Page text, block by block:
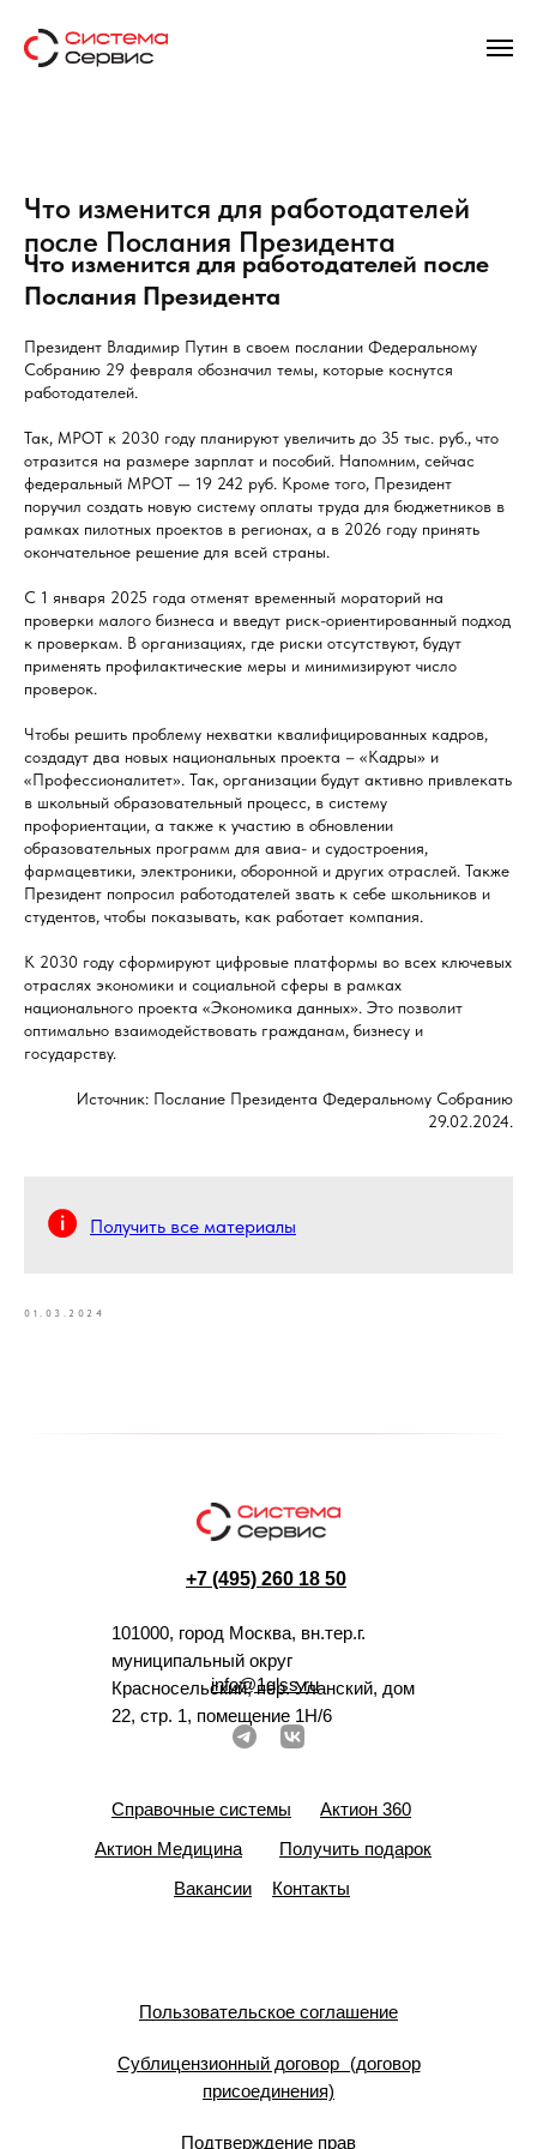
Что изменится для работодателей
после Послания Президента
Что изменится для работодателей после
Послания Президента
Президент Владимир Путин в своем послании Федеральному
Собранию 29 февраля обозначил темы, которые коснутся
работодателей.
Так, МРОТ к 2030 году планируют увеличить до 35 тыс. руб., что
отразится на размере зарплат и пособий. Напомним, сейчас
федеральный МРОТ — 19 242 руб. Кроме того, Президент
поручил создать новую систему оплаты труда для бюджетников в
рамках пилотных проектов в регионах, а в 2026 году принять
окончательное решение для всей страны.
С 1 января 2025 года отменят временный мораторий на
проверки малого бизнеса и введут риск-ориентированный подход
к проверкам. В организациях, где риски отсутствуют, будут
применять профилактические меры и минимизируют число
проверок.
Чтобы решить проблему нехватки квалифицированных кадров,
создадут два новых национальных проекта – «Кадры» и
«Профессионалитет». Так, организации будут активно привлекать
в школьный образовательный процесс, в систему
профориентации, а также к участию в обновлении
образовательных программ для авиа- и судостроения,
фармацевтики, электроники, оборонной и других отраслей. Также
Президент попросил работодателей звать к себе школьников и
студентов, чтобы показывать, как работает компания.
К 2030 году сформируют цифровые платформы во всех ключевых
отраслях экономики и социальной сферы в рамках
национального проекта «Экономика данных». Это позволит
оптимально взаимодействовать гражданам, бизнесу и
государству.
Источник: Послание Президента Федеральному Собранию
29.02.2024.
Получить все материалы
01.03.2024
+7 (495) 260 18 50
101000, город Москва, вн.тер.г.
муниципальный округ
Красносельский, пер. Уланский, дом
22, стр. 1, помещение 1Н/6
info@1glss.ru
Справочные системы
Актион 360
Актион Медицина
Получить подарок
Вакансии
Контакты
Пользовательское соглашение
Сублицензионный договор (договор
присоединения)
Подтверждение прав